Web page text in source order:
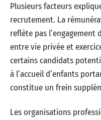
Plusieurs facteurs
recrutement. La
reflète pas
entre vie privée et
certains candidats
à l’accueil d’enfants
constitue un frein
Les organisations